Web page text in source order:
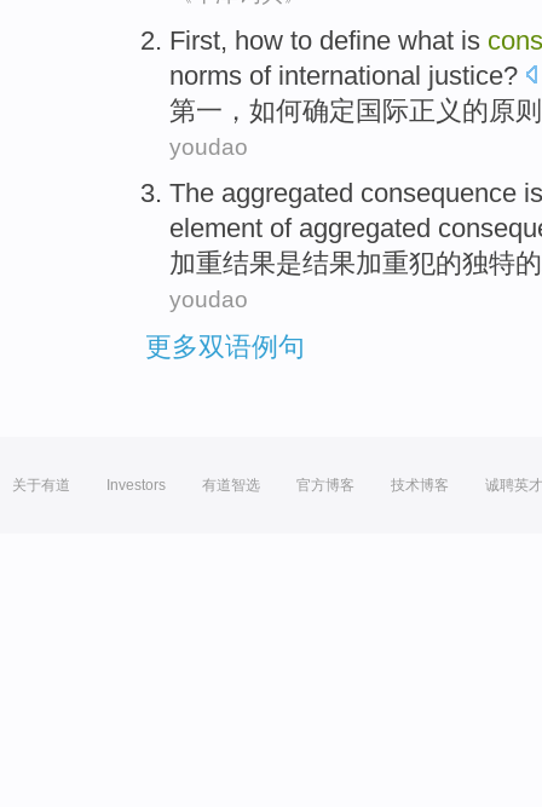
First, how to define what is
norms ofinternational justice?
第一 ， 如何确定 国际正义的 原则
youdao
The aggregated consequence is
element ofaggregated
加重结果是结果加重犯的独特的
youdao
更多双语例句
关于有道 Investors 有道智选 官方博客 技术博客 诚聘英才